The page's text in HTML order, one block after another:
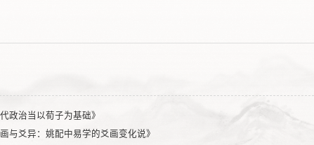
政治当以荀子为基础》
与爻异：姚配中易学的爻画变化说》